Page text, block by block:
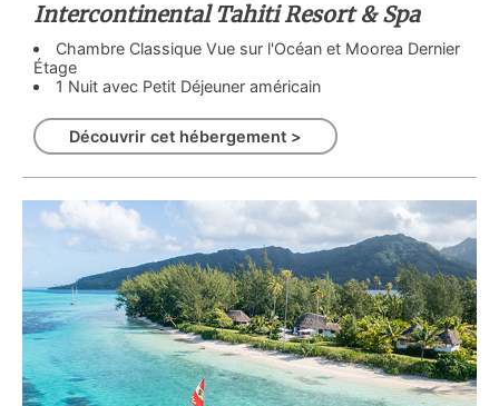
Intercontinental Tahiti Resort & Spa
Chambre Classique Vue sur l'Océan et Moorea Dernier
Étage
1 Nuit avec Petit Déjeuner américain
Découvrir cet hébergement >